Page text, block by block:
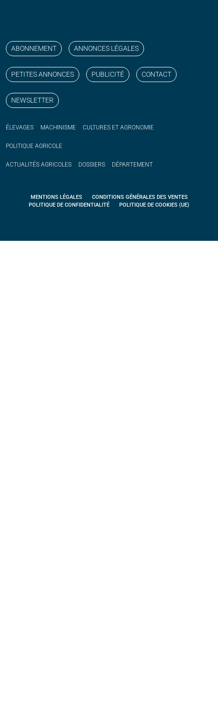
ABONNEMENT ANNONCES LÉGALES
PETITES ANNONCES PUBLICITÉ CONTACT
NEWSLETTER
ÉLEVAGES MACHINISME CULTURES ET AGRONOMIE
POLITIQUE AGRICOLE
ACTUALITÉS AGRICOLES DOSSIERS DÉPARTEMENT
MENTIONS LÉGALES
CONDITIONS GÉNÉRALES DES VENTES
POLITIQUE DE CONFIDENTIALITÉ
POLITIQUE DE COOKIES (UE)